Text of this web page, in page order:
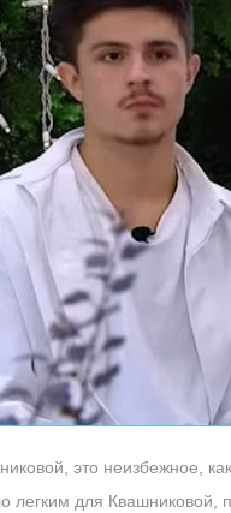
это неизбежное,
легким для Квашниковой,